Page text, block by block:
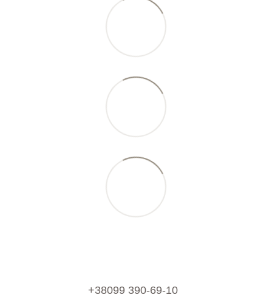
+38099 390-69-10